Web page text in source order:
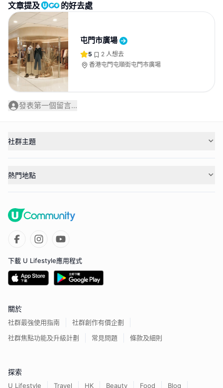
文章提及 的好去處
屯門市廣場
5 2 人想去
香港屯門屯順街屯門市廣場
發表第一個留言...
社群主題
熱門地點
下載 U Lifestyle應用程式
關於
社群最強使用指南
社群創作有價企劃
社群焦點功能及升級計劃
常見問題 條款及細則
探索
U Lifestyle Travel HK Beauty Food Blog